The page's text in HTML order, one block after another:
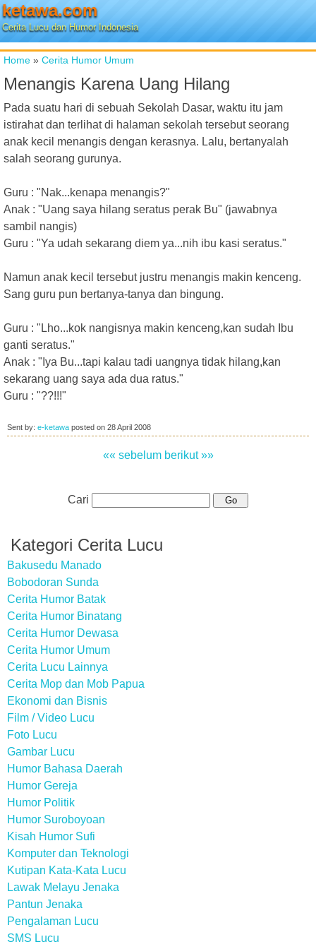
ketawa.com
Cerita Lucu dan Humor Indonesia
Home » Cerita Humor Umum
Menangis Karena Uang Hilang
Pada suatu hari di sebuah Sekolah Dasar, waktu itu jam
istirahat dan terlihat di halaman sekolah tersebut seorang
anak kecil menangis dengan kerasnya. Lalu, bertanyalah
salah seorang gurunya.
Guru : "Nak...kenapa menangis?"
Anak : "Uang saya hilang seratus perak Bu" (jawabnya
sambil nangis)
Guru : "Ya udah sekarang diem ya...nih ibu kasi seratus."
Namun anak kecil tersebut justru menangis makin kenceng.
Sang guru pun bertanya-tanya dan bingung.
Guru : "Lho...kok nangisnya makin kenceng,kan sudah Ibu
ganti seratus."
Anak : "Iya Bu...tapi kalau tadi uangnya tidak hilang,kan
sekarang uang saya ada dua ratus."
Guru : "??!!!"
Sent by: e-ketawa posted on 28 April 2008
«« sebelum berikut »»
Cari
Kategori Cerita Lucu
Bakusedu Manado
Bobodoran Sunda
Cerita Humor Batak
Cerita Humor Binatang
Cerita Humor Dewasa
Cerita Humor Umum
Cerita Lucu Lainnya
Cerita Mop dan Mob Papua
Ekonomi dan Bisnis
Film / Video Lucu
Foto Lucu
Gambar Lucu
Humor Bahasa Daerah
Humor Gereja
Humor Politik
Humor Suroboyoan
Kisah Humor Sufi
Komputer dan Teknologi
Kutipan Kata-Kata Lucu
Lawak Melayu Jenaka
Pantun Jenaka
Pengalaman Lucu
SMS Lucu